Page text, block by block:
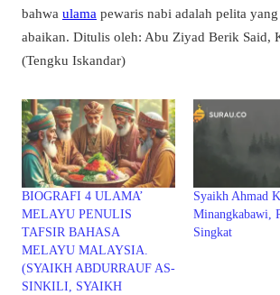
bahwa ulama pewaris nabi adalah pelita
abaikan. Ditulis oleh: Abu Ziyad Berik Said,
(Tengku Iskandar)
BIOGRAFI 4 ULAMA’
MELAYU PENULIS
TAFSIR BAHASA
MELAYU MALAYSIA.
(SYAIKH ABDURRAUF AS-
SINKILI, SYAIKH
Syaikh Ahmad
Minangkabawi,
Singkat